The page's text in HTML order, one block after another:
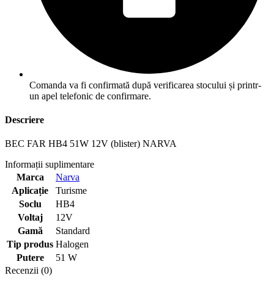
Comanda va fi confirmată după verificarea stocului și printr-
un apel telefonic de confirmare.
Descriere
BEC FAR HB4 51W 12V (blister) NARVA
Informații suplimentare
Marca
Narva
Aplicație
Turisme
Soclu
HB4
Voltaj
12V
Gamă
Standard
Tip produs Halogen
Putere
51 W
Recenzii (0)